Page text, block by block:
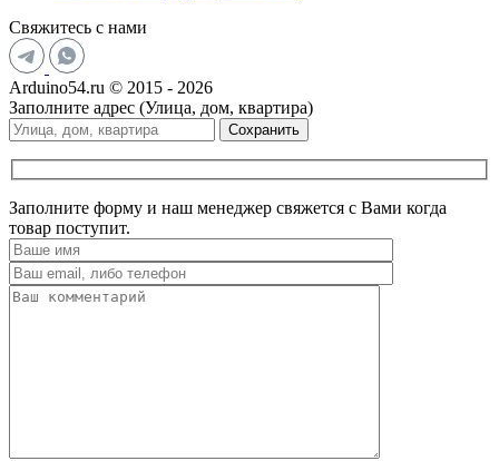
Свяжитесь с нами
Arduino54.ru © 2015 - 2026
Заполните адрес (Улица, дом, квартира)
Сохранить
Заполните форму и наш менеджер свяжется с Вами когда
товар поступит.